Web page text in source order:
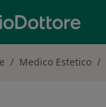
Medico Estetico